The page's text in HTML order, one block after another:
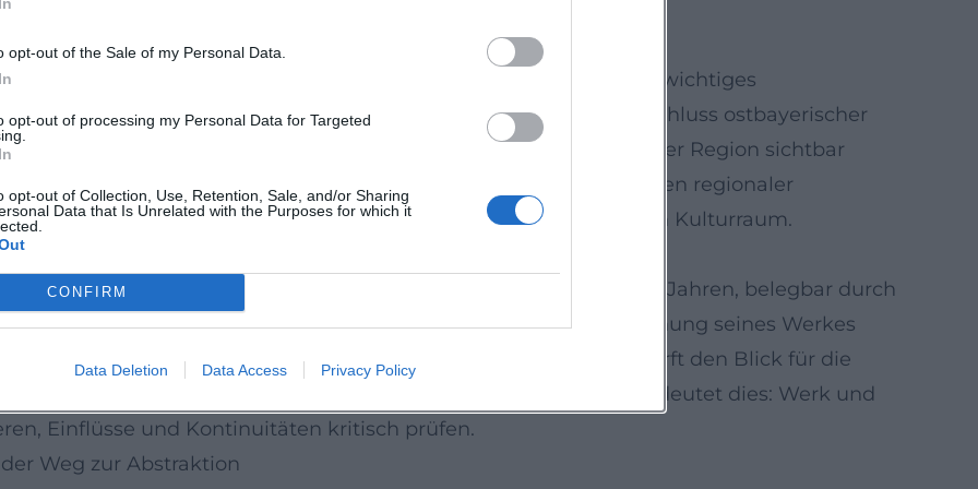
opt-out of the Sale of my Personal Data.
opt-out of processing my Personal Data for Targeted
opt-out of Collection, Use, Retention, Sale, and/or Sharing
Data that Is Unrelated with the Purposes for which it
CONFIRM
Data Deletion Data Access Privacy Policy
Jahren trägt.
der 6, Hagenbund, Donau‑Wald‑Gruppe
6“ (1923/24), fand jedoch im Wiener Hagenbund (1927–1938) ein wichtiges
1947 Mitbegründer der Donau‑Wald‑Gruppe – ein Zusammenschluss ostbayerischer
und mit zahlreichen Ausstellungen die Gegenwartskunst der Region sichtbar
Autorität im Ausstellungsbetrieb der Zeit: Er bewegte sich zwischen regionaler
knüpfte Brücken nach Wien und in den bayerisch‑böhmischen Kulturraum.
gehört seine Nähe zum Nationalsozialismus in den 1930er Jahren, belegbar durch
Nach 1945 folgte die Entnazifizierung. Eine seriöse Einordnung seines Werkes
Leistung zu negieren: Die ethische Reflexion der Biografie schärft den Blick für die
unter denen Kunst entsteht. Für die heutige Rezeption bedeutet dies: Werk und
Einflüsse und Kontinuitäten kritisch prüfen.
Weg zur Abstraktion